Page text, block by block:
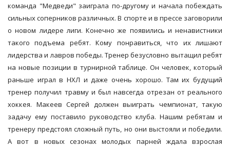
команда "Медведи" заиграла по-другому и начала побеждать
сильных соперников различных. В спорте и в прессе заговорили
о новом лидере лиги. Конечно же появились и ненавистники
такого подъема ребят. Кому понравиться, что их лишают
лидерства и лавров победы. Тренер безусловно вытащил ребят
на новые позиции в турнирной таблице. Он человек, который
раньше играл в НХЛ и даже очень хорошо. Там их будущий
тренер получил травму и был навсегда отрезан от реального
хоккея. Макеев Сергей должен выиграть чемпионат, такую
задачу ему поставило руководство клуба. Нашим ребятам и
тренеру предстоял сложный путь, но они выстояли и победили.
А вот в новых сезонах молодых парней ждала взрослая